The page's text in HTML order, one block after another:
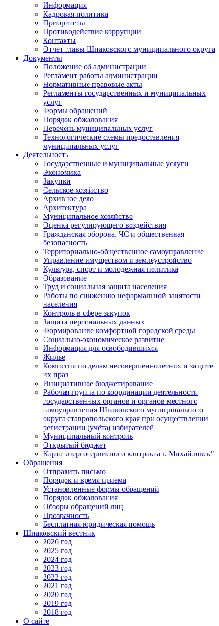
Информация
Кадровая политика
Приоритеты
Противодействие коррупции
Контакты
Отчет главы Шпаковского муниципального округа
Документы
Положение об администрации
Регламент работы администрации
Нормативные правовые акты
Регламенты государственных и муниципальных
услуг
Формы обращений
Порядок обжалования
Перечень муниципальных услуг
Технологические схемы предоставления
муниципальных услуг
Деятельность
Государственные и муниципальные услуги
Экономика
Закупки
Сельское хозяйство
Архивное дело
Архитектура
Муниципальное хозяйство
Оценка регулирующего воздействия
Гражданская оборона, ЧС и общественная
безопасность
Территориально-общественное самоуправление
Управление имуществом и землеустройство
Культура, спорт и молодежная политика
Образование
Труд и социальная защита населения
Работы по снижению неформальной занятости
населения
Контроль в сфере закупок
Защита персональных данных
Формирование комфортной городской среды
Социально-экономическое развитие
Информация для освободившихся
Жилье
Комиссия по делам несовершеннолетних и защите
их прав
Инициативное бюджетирование
Рабочая группа по координации деятельности
государственных органов и органов местного
самоуправления Шпаковского муниципального
округа ставропольского края при осуществлении
регистрации (учёта) избирателей
Муниципальный контроль
Открытый бюджет
Карта энергосервисного контракта г. Михайловск"
Обращения
Отправить письмо
Порядок и время приема
Установленные формы обращений
Порядок обжалования
Обзоры обращений лиц
Прозрачность
Бесплатная юридическая помощь
Шпаковский вестник
2026 год
2025 год
2024 год
2023 год
2022 год
2021 год
2020 год
2019 год
2018 год
О сайте